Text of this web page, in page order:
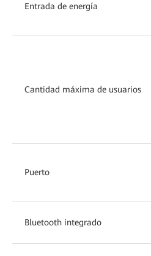
Entrada de energía
Cantidad máxima de usuarios
Puerto
Bluetooth integrado